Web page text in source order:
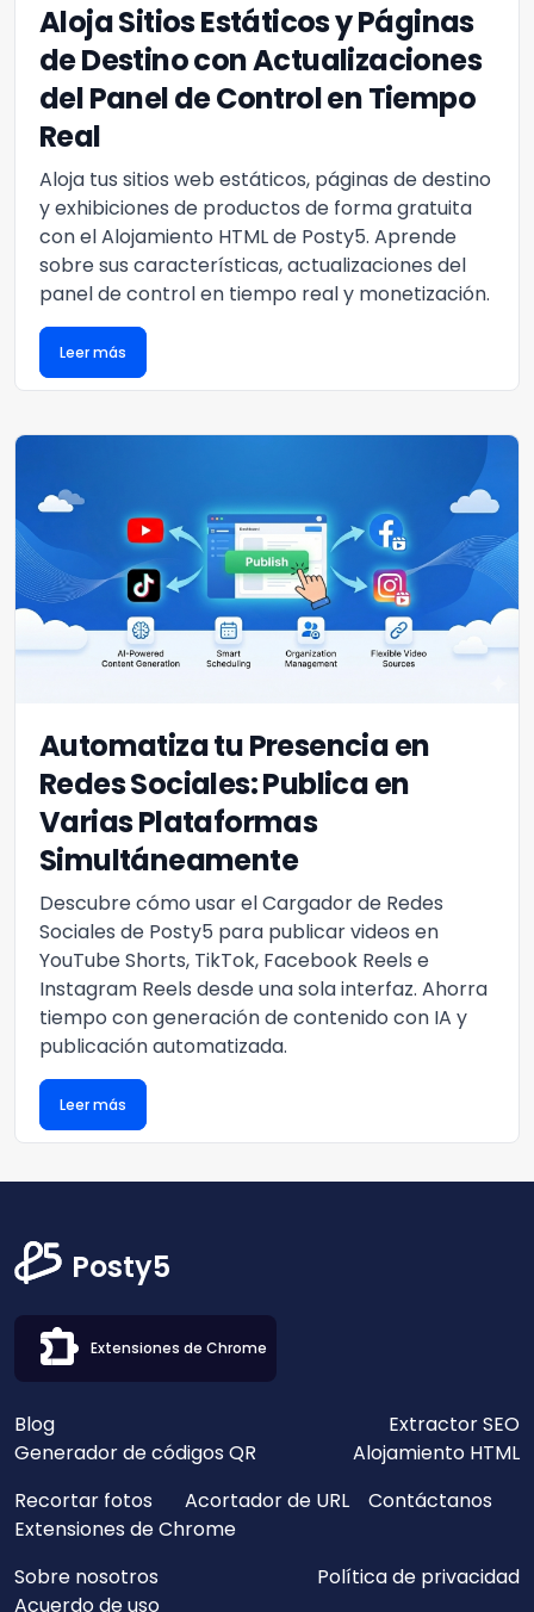
Aloja Sitios Estáticos y Páginas
de Destino con Actualizaciones
del Panel de Control en Tiempo
Real
Aloja tus sitios web estáticos, páginas de destino
y exhibiciones de productos de forma gratuita
con el Alojamiento HTML de Posty5. Aprende
sobre sus características, actualizaciones del
panel de control en tiempo real y monetización.
Leer más
Automatiza tu Presencia en
Redes Sociales: Publica en
Varias Plataformas
Simultáneamente
Descubre cómo usar el Cargador de Redes
Sociales de Posty5 para publicar videos en
YouTube Shorts, TikTok, Facebook Reels e
Instagram Reels desde una sola interfaz. Ahorra
tiempo con generación de contenido con IA y
publicación automatizada.
Leer más
Posty5
Extensiones de Chrome
Blog
Extractor SEO
Generador de códigos QR
Alojamiento HTML
Recortar fotos
Acortador de URL
Contáctanos
Extensiones de Chrome
Sobre nosotros
Política de privacidad
Acuerdo de uso